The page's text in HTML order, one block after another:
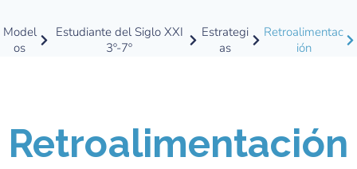
Model
os
Estudiante del Siglo XXI
3º-7º
Estrategi
as
Retroalimentac
ión
Retroalimentación